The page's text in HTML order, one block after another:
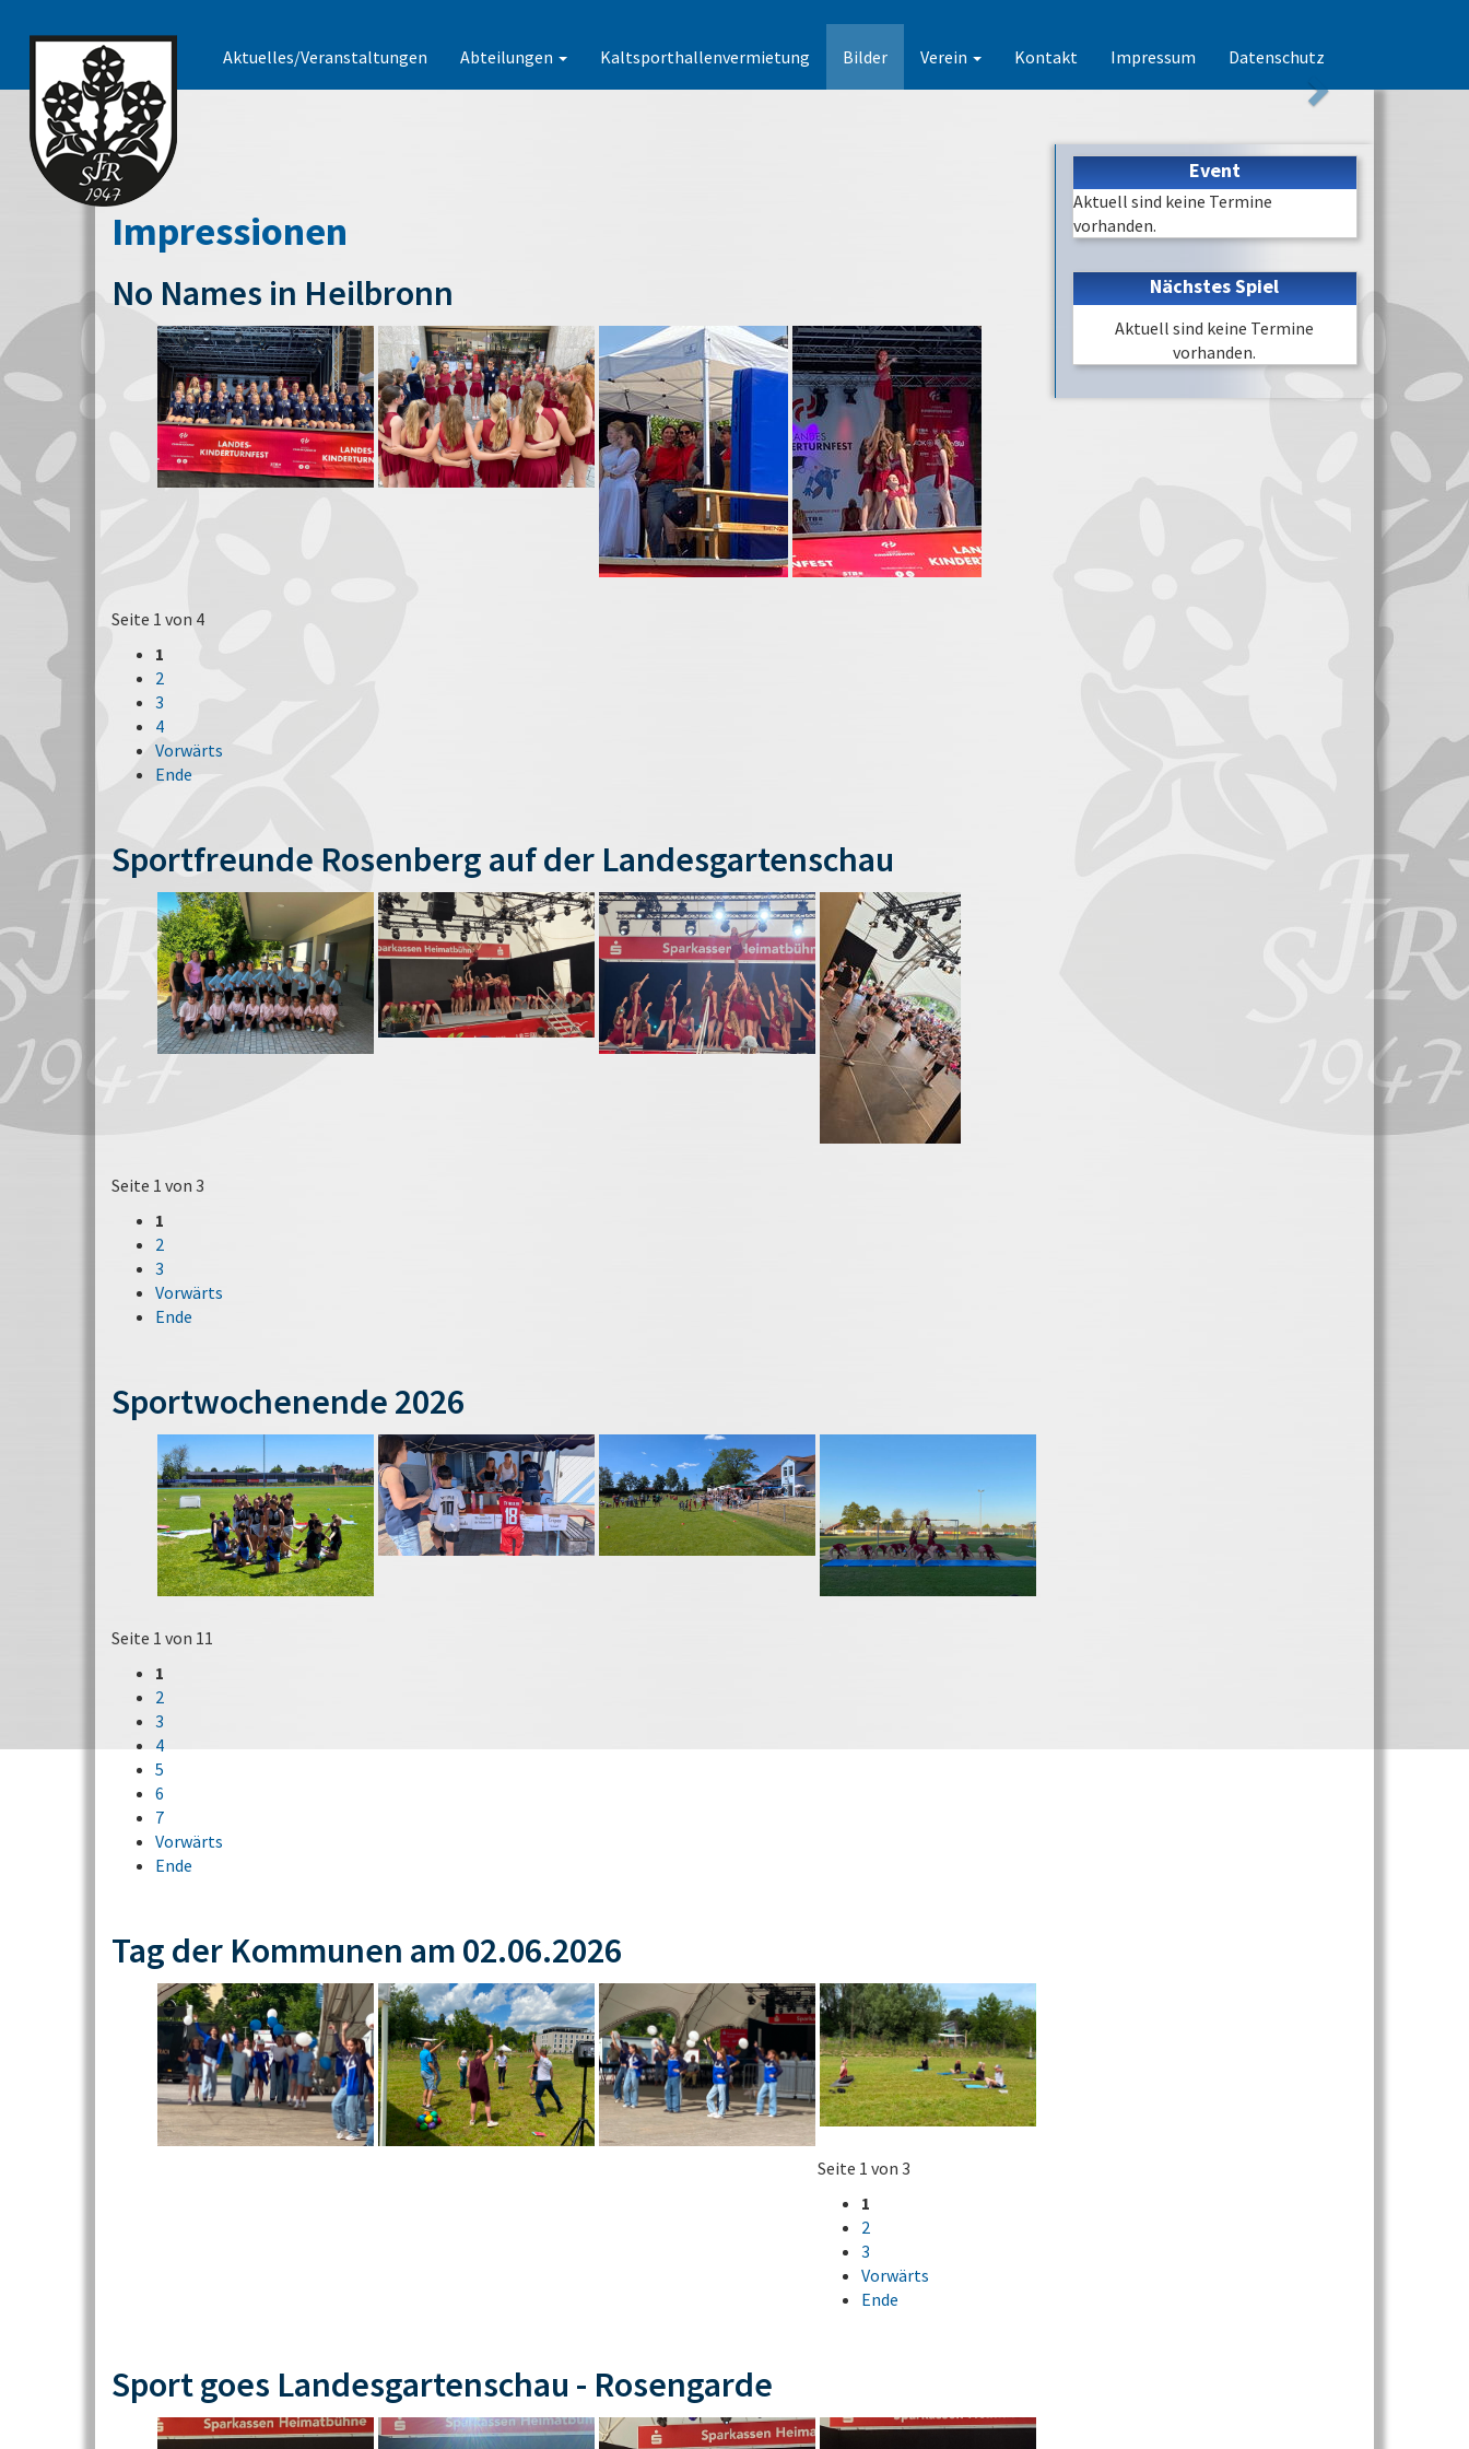
Aktuelles/Veranstaltungen Abteilungen Kaltsporthallenvermietung Bilder Verein Kontakt Impressum Datenschutz
Impressionen
No Names in Heilbronn
Seite 1 von 4
1
2
3
4
Vorwärts
Ende
Sportfreunde Rosenberg auf der Landesgartenschau
Seite 1 von 3
1
2
3
Vorwärts
Ende
Sportwochenende 2026
Seite 1 von 11
1
2
3
4
5
6
7
Vorwärts
Ende
Tag der Kommunen am 02.06.2026
Seite 1 von 3
1
2
3
Vorwärts
Ende
Sport goes Landesgartenschau - Rosengarde
Event
Aktuell sind keine Termine
vorhanden.
Nächstes Spiel
Aktuell sind keine Termine
vorhanden.